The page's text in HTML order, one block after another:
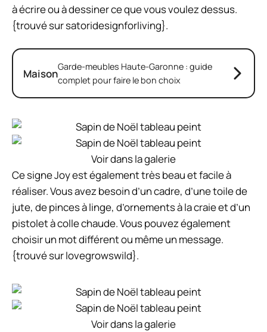
à écrire ou à dessiner ce que vous voulez dessus.
{trouvé sur satoridesignforliving}.
MaisonGarde-meubles Haute-Garonne : guide
complet pour faire le bon choix
Voir dans la galerie
Ce signe Joy est également très beau et facile à
réaliser. Vous avez besoin d’un cadre, d’une toile de
jute, de pinces à linge, d’ornements à la craie et d’un
pistolet à colle chaude. Vous pouvez également
choisir un mot différent ou même un message.
{trouvé sur lovegrowswild}.
Voir dans la galerie